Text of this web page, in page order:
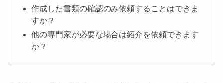
作成した書類の確認のみ依頼することはできま
すか？
他の専門家が必要な場合は紹介を依頼できます
か？